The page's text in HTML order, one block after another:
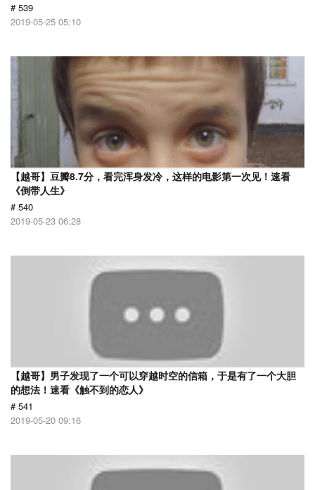
# 539
2019-05-25 05:10
【越哥】豆瓣8.7分，看完浑身发冷，这样的电影第一次见！速看
《倒带人生》
# 540
2019-05-23 06:28
【越哥】男子发现了一个可以穿越时空的信箱，于是有了一个大胆
的想法！速看《触不到的恋人》
# 541
2019-05-20 09:16